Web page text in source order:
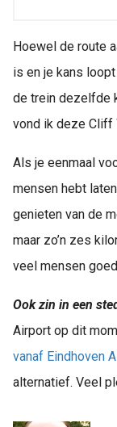
Hoewel de route
is en je kans
de trein dezelfde
vond ik deze Cliff
Als je eenmaal
mensen hebt
genieten van de
maar zo’n zes
veel mensen
Ook zin in een
Airport op dit
vanaf Eindhoven
alternatief. Veel